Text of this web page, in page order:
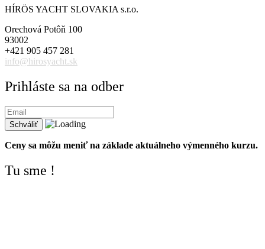
HÍRÖS YACHT SLOVAKIA s.r.o.
Orechová Potôň 100
93002
+421 905 457 281
info@hirosyacht.sk
Prihláste sa na odber
Ceny sa môžu meniť na základe aktuálneho výmenného kurzu.
Tu sme !